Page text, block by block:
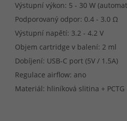
Výstupní výkon: 5 - 30 W
Podporovaný odpor: 0.4 - 3.0 Ω
Výstupní napětí: 3.2 - 4.2 V
Objem cartridge v balení: 2 ml
Dobíjení: USB-C port (5V / 1.5A)
Regulace airflow: ano
Materiál: hliníková slitina + PCTG